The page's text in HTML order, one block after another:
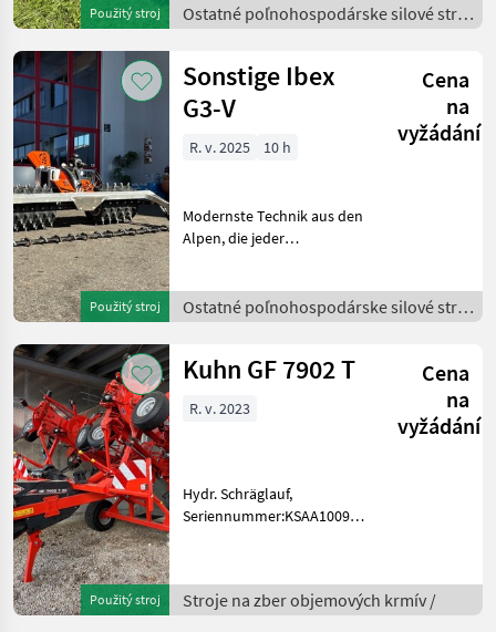
Použitý stroj
Lenkgabel aus Chromstahl
gefertigt - Luftpneurad mit
Ostatné poľnohospodárske silové stroje
/
Použitý stroj
Sonstige Ibex
G3-V
Cena
na
vyžádání
R. v. 2025 10 h
Modernste Technik aus den
Alpen, die jeder
ein Geräteträger für jede
Arbeit. Entwickelt für
un
Ostatné poľnohospodárske silové stroje
/
Použitý stroj
Kuhn GF 7902 T
Cena
na
vyžádání
R. v. 2023
Hydr. Schräglauf,
Seriennummer:KSAA1009A60D00141
Stroje na zber objemových krmív /